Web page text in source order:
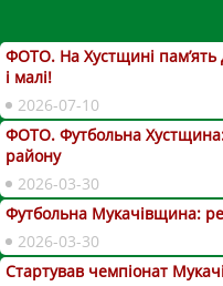
ФОТО. На Хустщині пам’ять
і малі!
2026-07-10
ФОТО. Футбольна
району
2026-03-30
Футбольна Мукачівщина:
2026-03-30
Стартував чемпіонат